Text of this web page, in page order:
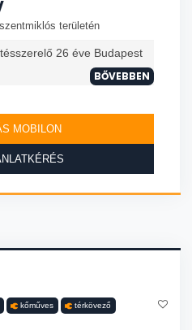
területén
26 éve Budapest
BŐVEBBEN
MOBILON
kőműves térkövező